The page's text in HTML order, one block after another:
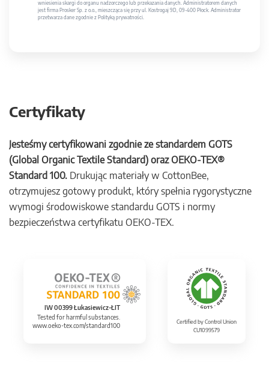
wniesienia skargi do organu nadzorczego lub przekazania danych. Administratorem danych
jest firma Prosker Sp. z o.o., mieszcząca się przy ul. Kostrogaj 9D, 09-400 Płock. Administrator
przetwarza dane zgodnie z Polityką prywatności.
Certyfikaty
Jesteśmy certyfikowani zgodnie ze standardem GOTS
(Global Organic Textile Standard) oraz OEKO-TEX®
Standard 100. Drukując materiały w CottonBee,
otrzymujesz gotowy produkt, który spełnia rygorystyczne
wymogi środowiskowe standardu GOTS i normy
bezpieczeństwa certyfikatu OEKO-TEX.
IW 00399 Łukasiewicz-ŁIT
Tested for harmful substances.
www.oeko-tex.com/standard100
Certified by Control Union
CU1099579